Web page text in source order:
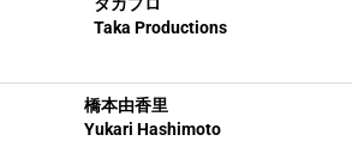
Taka Productions
橋本由香里
Yukari Hashimoto